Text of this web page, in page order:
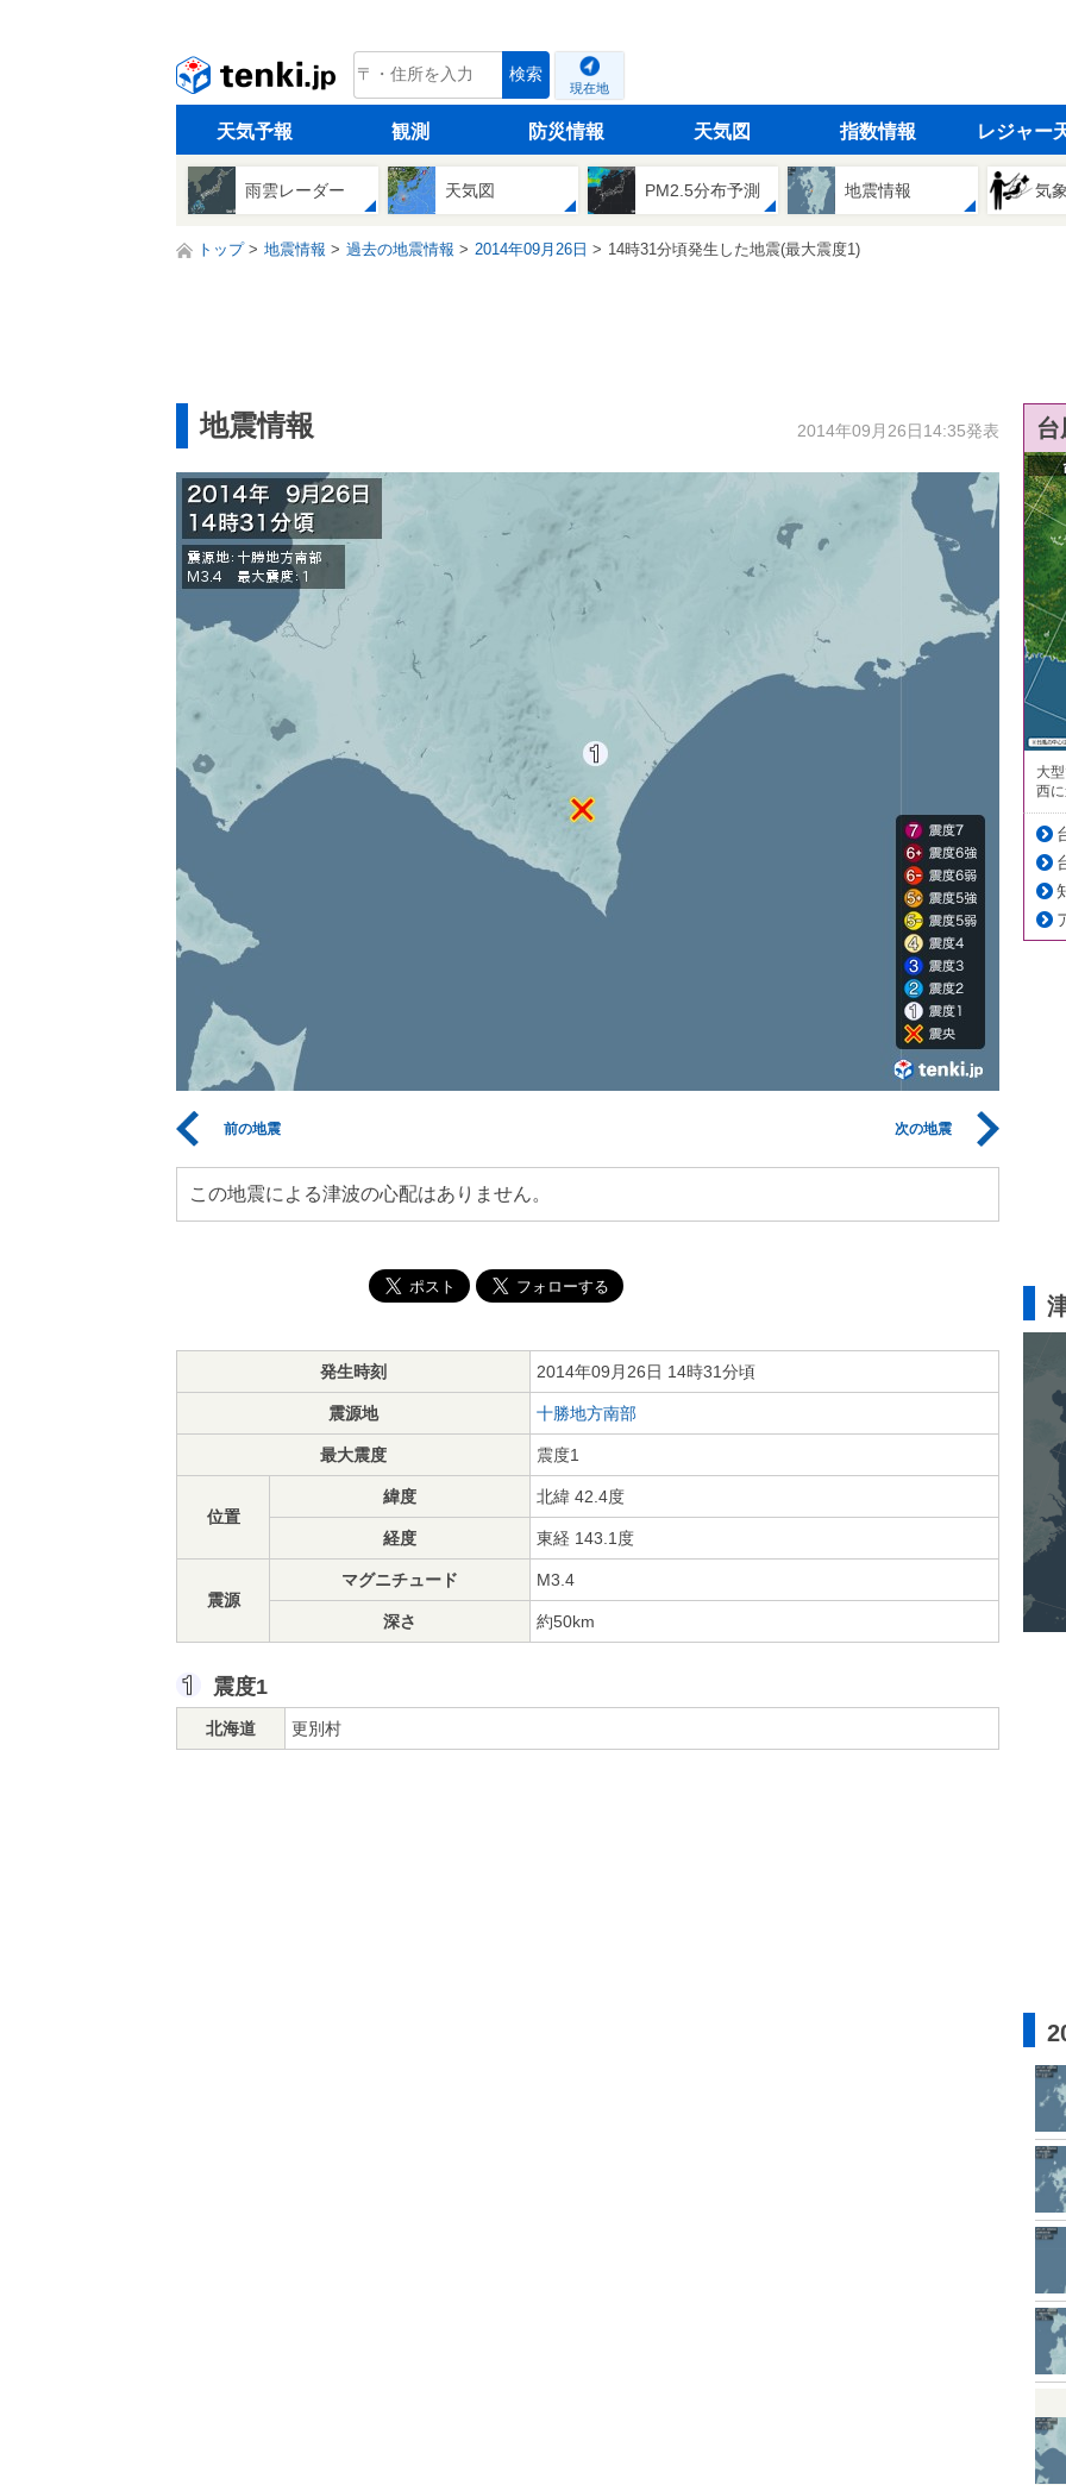
tenki.jp 検索
現在地
天気予報 観測 防災情報 天気図 指数情報 レジャー
雨雲レーダー 天気図 PM2.5分布予測 地震情報 気
トップ 地震情報 過去の地震情報 2014年09月26日 14時31分頃発生した地震(最大震度1)
地震情報 2014年09月26日14:35発表
前の地震 次の地震
この地震による津波の心配はありません。
発生時刻 2014年09月26日 14時31分頃
震源地 十勝地方南部
最大震度 震度1
位置
緯度 北緯 42.4度
経度 東経 143.1度
震源
マグニチュード M3.4
深さ 約50km
震度1
北海道 更別村
大
西